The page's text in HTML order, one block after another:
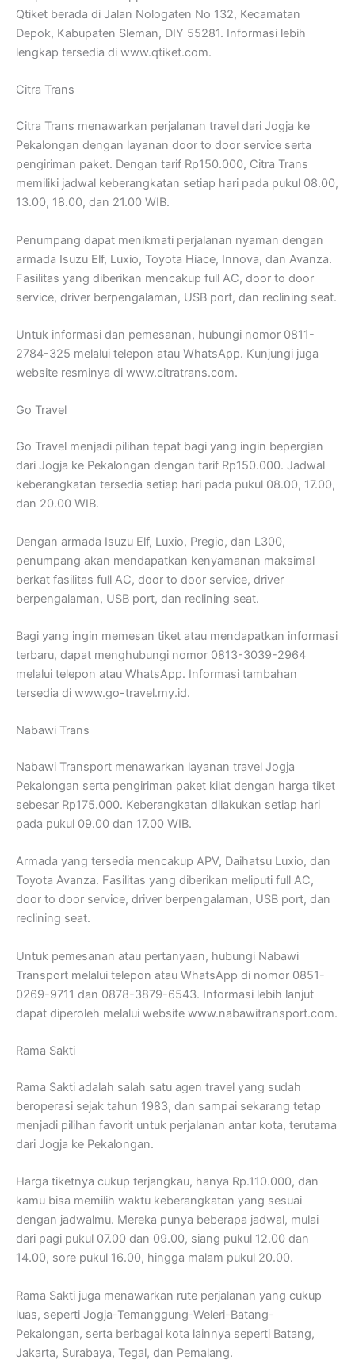
Qtiket berada di Jalan Nologaten No 132, Kecamatan
Depok, Kabupaten Sleman, DIY 55281. Informasi lebih
lengkap tersedia di www.qtiket.com.
Citra Trans
Citra Trans menawarkan perjalanan travel dari Jogja ke
Pekalongan dengan layanan door to door service serta
pengiriman paket. Dengan tarif Rp150.000, Citra Trans
memiliki jadwal keberangkatan setiap hari pada pukul 08.00,
13.00, 18.00, dan 21.00 WIB.
Penumpang dapat menikmati perjalanan nyaman dengan
armada Isuzu Elf, Luxio, Toyota Hiace, Innova, dan Avanza.
Fasilitas yang diberikan mencakup full AC, door to door
service, driver berpengalaman, USB port, dan reclining seat.
Untuk informasi dan pemesanan, hubungi nomor 0811-
2784-325 melalui telepon atau WhatsApp. Kunjungi juga
website resminya di www.citratrans.com.
Go Travel
Go Travel menjadi pilihan tepat bagi yang ingin bepergian
dari Jogja ke Pekalongan dengan tarif Rp150.000. Jadwal
keberangkatan tersedia setiap hari pada pukul 08.00, 17.00,
dan 20.00 WIB.
Dengan armada Isuzu Elf, Luxio, Pregio, dan L300,
penumpang akan mendapatkan kenyamanan maksimal
berkat fasilitas full AC, door to door service, driver
berpengalaman, USB port, dan reclining seat.
Bagi yang ingin memesan tiket atau mendapatkan informasi
terbaru, dapat menghubungi nomor 0813-3039-2964
melalui telepon atau WhatsApp. Informasi tambahan
tersedia di www.go-travel.my.id.
Nabawi Trans
Nabawi Transport menawarkan layanan travel Jogja
Pekalongan serta pengiriman paket kilat dengan harga tiket
sebesar Rp175.000. Keberangkatan dilakukan setiap hari
pada pukul 09.00 dan 17.00 WIB.
Armada yang tersedia mencakup APV, Daihatsu Luxio, dan
Toyota Avanza. Fasilitas yang diberikan meliputi full AC,
door to door service, driver berpengalaman, USB port, dan
reclining seat.
Untuk pemesanan atau pertanyaan, hubungi Nabawi
Transport melalui telepon atau WhatsApp di nomor 0851-
0269-9711 dan 0878-3879-6543. Informasi lebih lanjut
dapat diperoleh melalui website www.nabawitransport.com.
Rama Sakti
Rama Sakti adalah salah satu agen travel yang sudah
beroperasi sejak tahun 1983, dan sampai sekarang tetap
menjadi pilihan favorit untuk perjalanan antar kota, terutama
dari Jogja ke Pekalongan.
Harga tiketnya cukup terjangkau, hanya Rp.110.000, dan
kamu bisa memilih waktu keberangkatan yang sesuai
dengan jadwalmu. Mereka punya beberapa jadwal, mulai
dari pagi pukul 07.00 dan 09.00, siang pukul 12.00 dan
14.00, sore pukul 16.00, hingga malam pukul 20.00.
Rama Sakti juga menawarkan rute perjalanan yang cukup
luas, seperti Jogja-Temanggung-Weleri-Batang-
Pekalongan, serta berbagai kota lainnya seperti Batang,
Jakarta, Surabaya, Tegal, dan Pemalang.